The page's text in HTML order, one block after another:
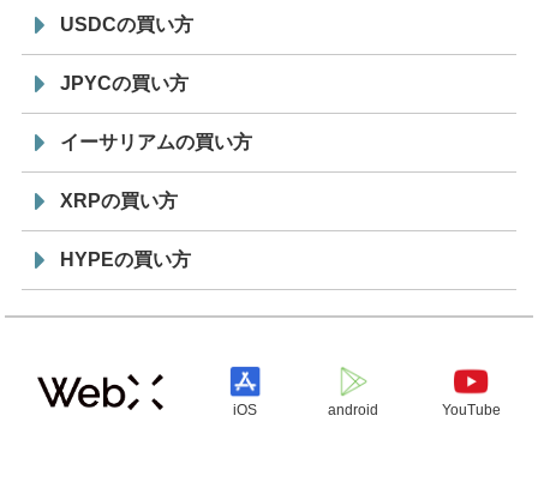
USDCの買い方
JPYCの買い方
イーサリアムの買い方
XRPの買い方
HYPEの買い方
iOS android YouTube